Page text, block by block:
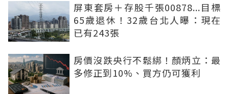
屏東套房＋存股千張00878...目標
65歲退休！32歲台北人曝：現在
已有243張
房價沒跌央行不鬆綁！顏炳立：最
多修正到10%、買方仍可獲利